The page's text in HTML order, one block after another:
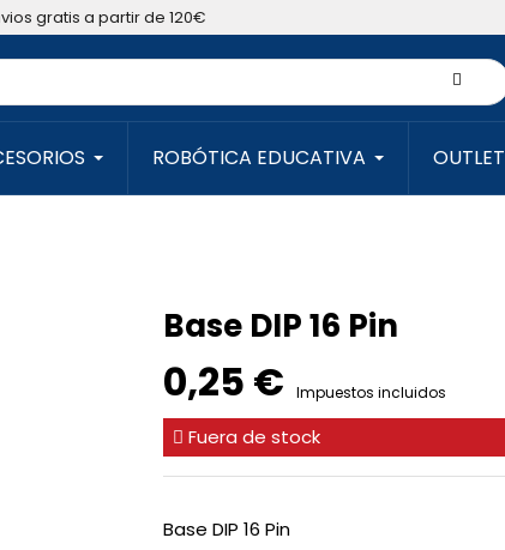
gratis a partir de 120€
ROBÓTICA EDUCATIVA OUTLET
Base DIP 16 Pin
0,25 € Impuestos incluidos
Fuera de stock
Base DIP 16 Pin